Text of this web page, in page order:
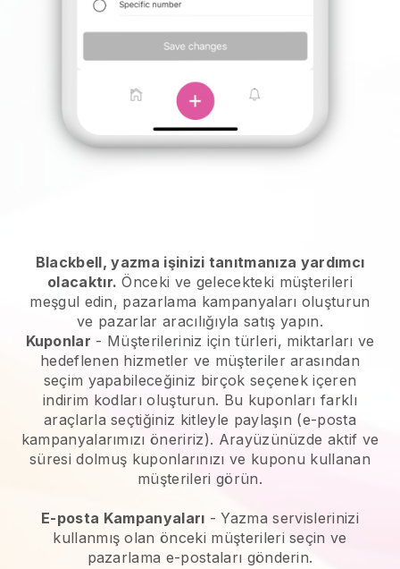
Blackbell, yazma işinizi tanıtmanıza yardımcı
olacaktır. Önceki ve gelecekteki müşterileri
meşgul edin, pazarlama kampanyaları oluşturun
ve pazarlar aracılığıyla satış yapın.
Kuponlar - Müşterileriniz için türleri, miktarları ve
hedeflenen hizmetler ve müşteriler arasından
seçim yapabileceğiniz birçok seçenek içeren
indirim kodları oluşturun. Bu kuponları farklı
araçlarla seçtiğiniz kitleyle paylaşın (e-posta
kampanyalarımızı öneririz). Arayüzünüzde aktif ve
süresi dolmuş kuponlarınızı ve kuponu kullanan
müşterileri görün.
E-posta Kampanyaları -Yazma servislerinizi
kullanmış olan önceki müşterileri seçin ve
pazarlama e-postaları gönderin.